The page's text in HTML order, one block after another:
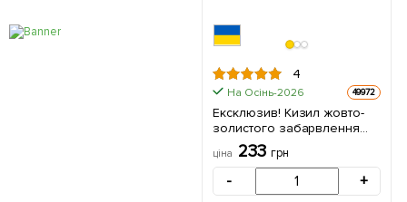
4
На Осінь-2026 49972
Ексклюзив! Кизил жовто-
золистого забарвлення
"Місяць" (Moon)
(преміальний, дуже
смачний сорт) 1 саджанець
в упаковці
ціна 233 грн
- +